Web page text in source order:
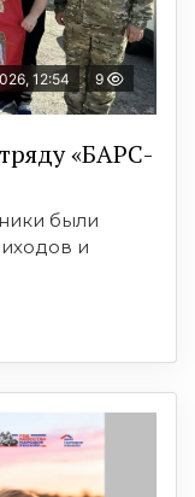
12:54 9
«БАРС-
были
и